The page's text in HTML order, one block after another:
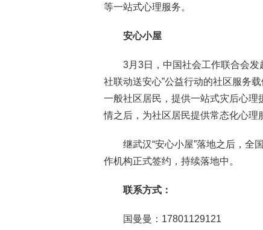
等一站式心理服务。
安心小屋
3月3日，中国社会工作联合会发
社联动送安心”公益行动的社区服务
一般社区居民，提供一站式灾后心
情之后，为社区居民提供常态化心理
继武汉“安心小屋”落地之后，全
作机构正式签约，持续落地中。
联系方式：
国曼曼：17801129121